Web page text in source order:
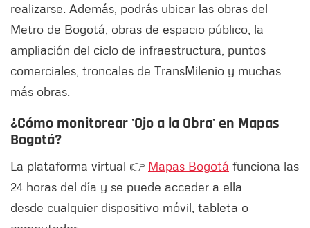
realizarse. Además, podrás ubicar las obras del
Metro de Bogotá, obras de espacio público, la
ampliación del ciclo de infraestructura, puntos
comerciales, troncales de TransMilenio y muchas
más obras.
¿Cómo monitorear 'Ojo a la Obra' en Mapas
Bogotá?
La plataforma virtual 👉 Mapas Bogotá funciona las
24 horas del día y se puede acceder a ella
desde cualquier dispositivo móvil, tableta o